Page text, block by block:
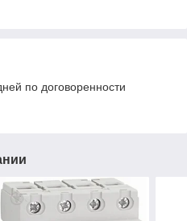
по договоренности